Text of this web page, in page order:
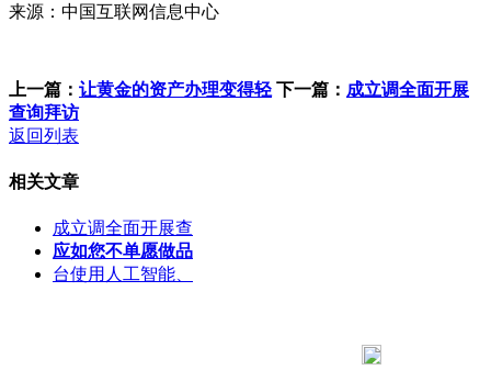
来源：中国互联网信息中心
上一篇： 让黄金的资产办理变得轻 下一篇： 成立调全面开展
查询拜访
返回列表
相关文章
成立调全面开展查
应如您不单愿做品
台使用人工智能、